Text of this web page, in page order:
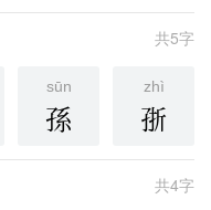
共5字
sūn
孫
zhì
㝂
共4字